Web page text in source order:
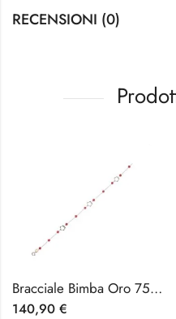
RECENSIONI (0)
Bracciale Bimba Oro 750 e Corallo 18 cm
140,90 €